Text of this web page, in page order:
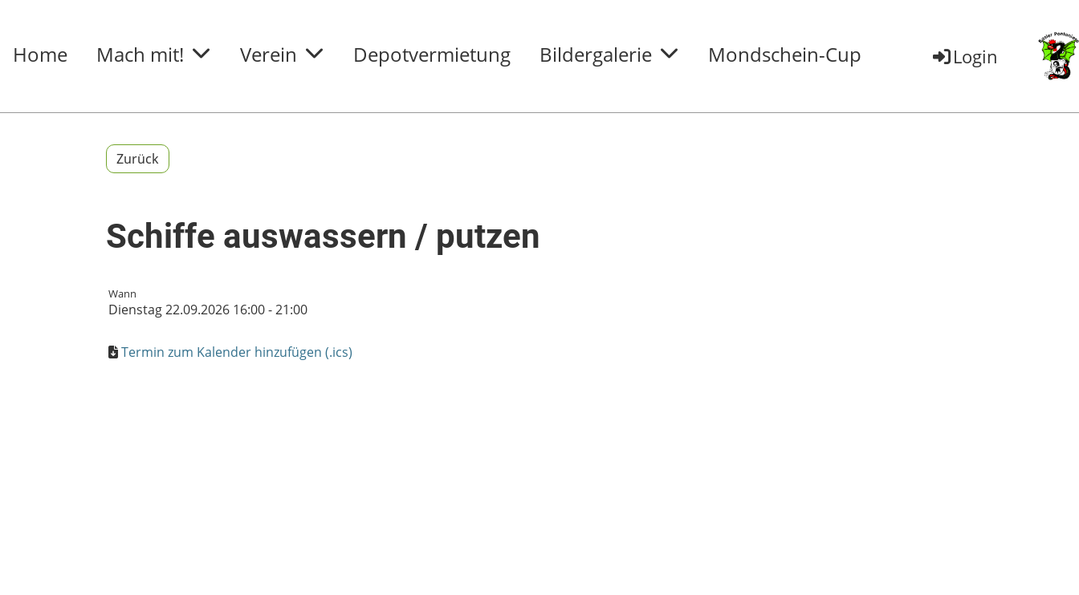
Home Mach mit! Verein Depotvermietung Bildergalerie Mondschein-Cup Login
Zurück
Schiffe auswassern / putzen
Wann
Dienstag 22.09.2026 16:00 - 21:00
Termin zum Kalender hinzufügen (.ics)